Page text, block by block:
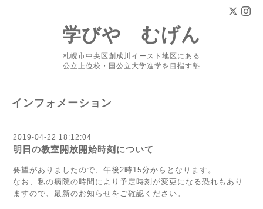
学びや むげん
札幌市中央区創成川イースト地区にある
公立上位校・国公立大学進学を目指す塾
インフォメーション
2019-04-22 18:12:04
明日の教室開放開始時刻について
要望がありましたので、午後2時15分からとなります。
なお、私の病院の時間により予定時刻が変更になる恐れもあり
ますので、最新のお知らせをご確認ください。